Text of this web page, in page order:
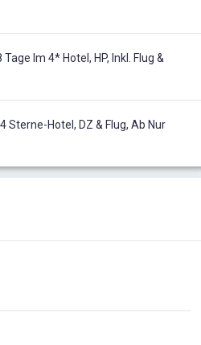
Im 4* Hotel, HP, Inkl. Flug &
Sterne-Hotel, DZ & Flug, Ab Nur